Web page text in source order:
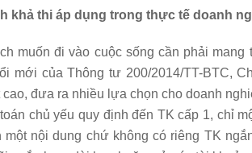
khả thi áp dụng trong thực tế doanh
muốn đi vào cuộc sống cần phải
mới của Thông tư 200/2014/TT-BTC,
cao, đưa ra nhiều lựa chọn cho doanh
chủ yếu quy định đến TK cấp 1, chỉ
một nội dung chứ không có riêng TK